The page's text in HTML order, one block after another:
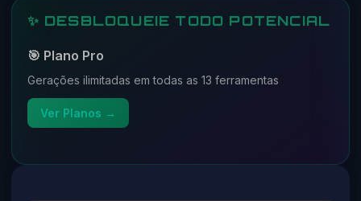
✨ DESBLOQUEIE TODO POTENCIAL
🎯 Plano Pro
Gerações ilimitadas em todas as 13 ferramentas
Ver Planos →